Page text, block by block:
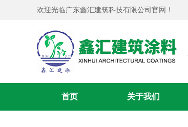
欢迎光临广东鑫汇建筑科技有限公司官网！
首页 关于我们